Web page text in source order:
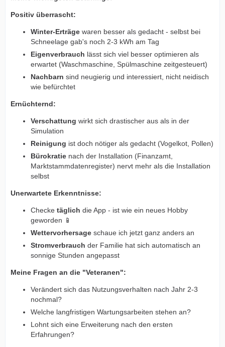
Positiv überrascht:
Winter-Erträge waren besser als gedacht - selbst bei
Schneelage gab's noch 2-3 kWh am Tag
Eigenverbrauch lässt sich viel besser optimieren als
erwartet (Waschmaschine, Spülmaschine zeitgesteuert)
Nachbarn sind neugierig und interessiert, nicht neidisch
wie befürchtet
Ernüchternd:
Verschattung wirkt sich drastischer aus als in der
Simulation
Reinigung ist doch nötiger als gedacht (Vogelkot, Pollen)
Bürokratie nach der Installation (Finanzamt,
Marktstammdatenregister) nervt mehr als die Installation
selbst
Unerwartete Erkenntnisse:
Checke täglich die App - ist wie ein neues Hobby
geworden 📱
Wettervorhersage schaue ich jetzt ganz anders an
Stromverbrauch der Familie hat sich automatisch an
sonnige Stunden angepasst
Meine Fragen an die "Veteranen":
Verändert sich das Nutzungsverhalten nach Jahr 2-3
nochmal?
Welche langfristigen Wartungsarbeiten stehen an?
Lohnt sich eine Erweiterung nach den ersten
Erfahrungen?